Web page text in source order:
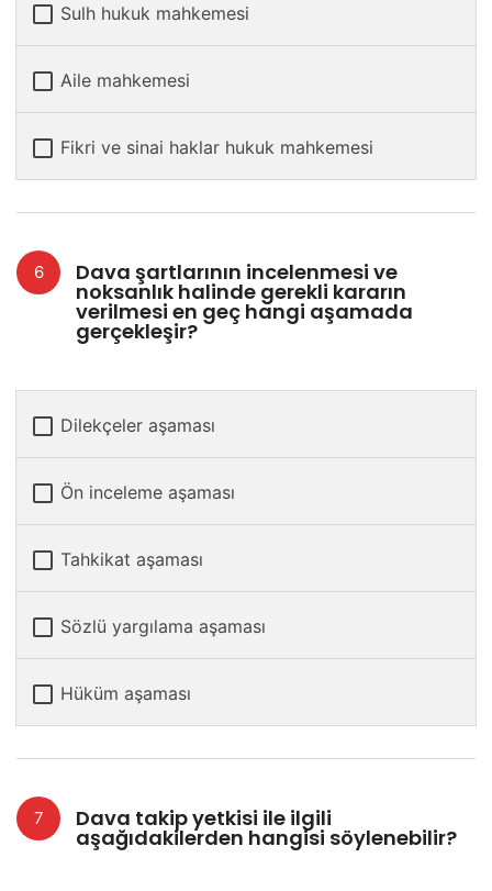
Sulh hukuk mahkemesi
Aile mahkemesi
Fikri ve sinai haklar hukuk mahkemesi
Dava şartlarının incelenmesi ve
noksanlık halinde gerekli kararın
verilmesi en geç hangi aşamada
gerçekleşir?
Dilekçeler aşaması
Ön inceleme aşaması
Tahkikat aşaması
Sözlü yargılama aşaması
Hüküm aşaması
Dava takip yetkisi ile ilgili
aşağıdakilerden hangisi söylenebilir?